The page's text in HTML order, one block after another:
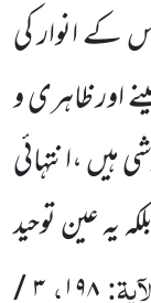
کے انوار کی
اور ظاہری و
ہیں ،انتہائی
یہ عین توحید
،